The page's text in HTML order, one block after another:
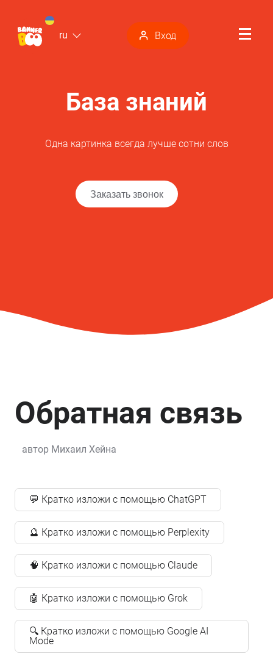
ru Вход
База знаний
Одна картинка всегда лучше сотни слов
Заказать звонок
Обратная связь
автор Михаил Хейна
💬 Кратко изложи с помощью ChatGPT
🔮 Кратко изложи с помощью Perplexity
🧠 Кратко изложи с помощью Claude
🤖 Кратко изложи с помощью Grok
🔍 Кратко изложи с помощью Google AI
Mode